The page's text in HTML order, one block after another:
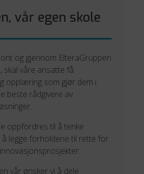
vår egen skole
og gjennom ElteraGruppen
skal våre ansatte få
opplæring som gjør dem i
beste rådgivere av
oppfordres til å tenke
legge forholdene til rette for
vår ønsker vi å dele